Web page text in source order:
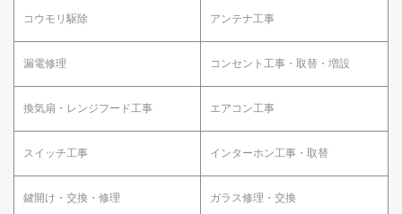
コウモリ駆除 アンテナ工事
漏電修理 コンセント工事・取替・増設
換気扇・レンジフード工事 エアコン工事
スイッチ工事 インターホン工事・取替
鍵開け・交換・修理 ガラス修理・交換